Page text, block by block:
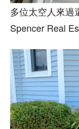
多位太空人來過
Spencer Real